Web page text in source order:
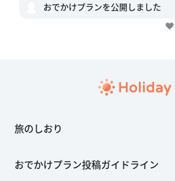
おでかけプランを公開しました
旅のしおり
おでかけプラン投稿ガイドライン